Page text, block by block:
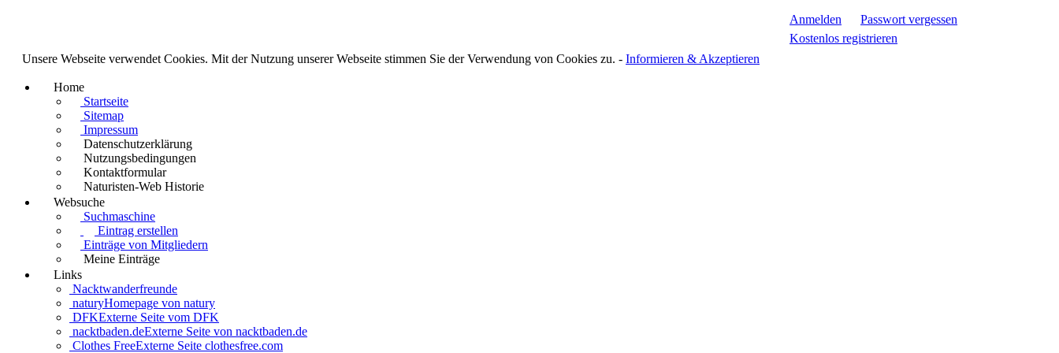
Anmelden
Passwort vergessen
Kostenlos registrieren
Unsere Webseite verwendet Cookies. Mit der Nutzung unserer Webseite stimmen Sie der Verwendung von Cookies zu. - Informieren & Akzeptieren
Home
Startseite
Sitemap
Impressum
Datenschutzerklärung
Nutzungsbedingungen
Kontaktformular
Naturisten-Web Historie
Websuche
Suchmaschine
Eintrag erstellen
Einträge von Mitgliedern
Meine Einträge
Links
Nacktwanderfreunde
naturyHomepage von natury
DFKExterne Seite vom DFK
nacktbaden.deExterne Seite von nacktbaden.de
Clothes FreeExterne Seite clothesfree.com